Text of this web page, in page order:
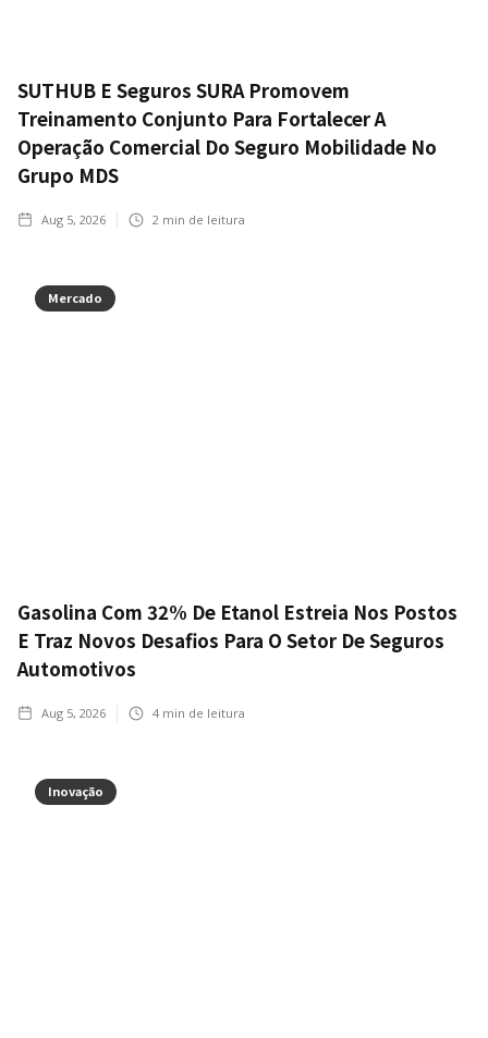
SUTHUB E Seguros SURA Promovem
Treinamento Conjunto Para Fortalecer A
Operação Comercial Do Seguro Mobilidade No
Grupo MDS
Aug 5, 2026 2 min de leitura
Mercado
Gasolina Com 32% De Etanol Estreia Nos Postos
E Traz Novos Desafios Para O Setor De Seguros
Automotivos
Aug 5, 2026 4 min de leitura
Inovação